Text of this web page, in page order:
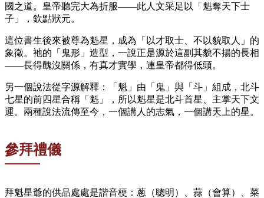
國之道。皇帝聽完大為折服——此人文采足以「魁奪天下士
子」，欽點狀元。
這位書生後來被尊為魁星，成為「以才取士、不以貌取人」的
象徵。祂的「鬼形」造型，一說正是源於這副其貌不揚的長相
——長得醜沒關係，有真才實學，連皇帝都得低頭。
另一個說法從字源解釋：「魁」由「鬼」與「斗」組成，北斗
七星的前四星合稱「魁」，所以魁星是北斗首星、主掌天下文
運。兩種說法流傳至今，一個講人的志氣，一個講天上的星。
參拜禮儀
拜魁星爺的供品處處是諧音梗：蔥（聰明）、蒜（會算）、菜